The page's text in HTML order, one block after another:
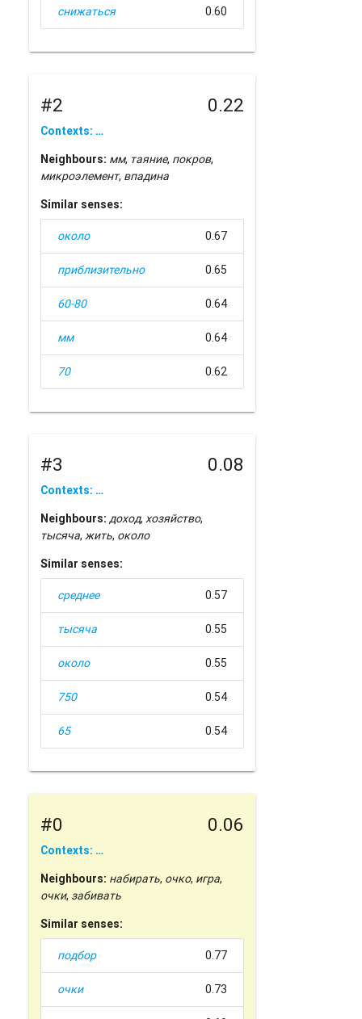
снижаться 0.60
#2 0.22
Contexts: …
Neighbours: мм, таяние, покров,
микроэлемент, впадина
Similar senses:
около 0.67
приблизительно 0.65
60-80 0.64
мм 0.64
70 0.62
#3 0.08
Contexts: …
Neighbours: доход,хозяйство,
тысяча,жить, около
Similar senses:
среднее 0.57
тысяча 0.55
около 0.55
750 0.54
65 0.54
#0 0.06
Contexts: …
Neighbours: набирать, очко, игра,
очки, забивать
Similar senses:
подбор 0.77
очки 0.73